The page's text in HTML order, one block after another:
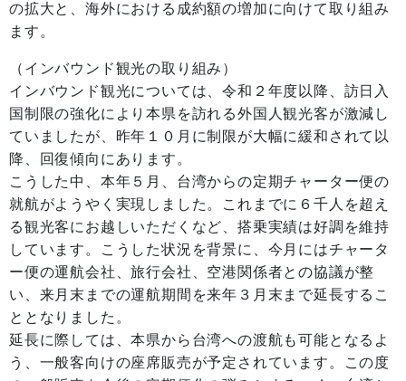
の拡大と、海外における成約額の増加に向けて取り組み
ます。
（インバウンド観光の取り組み）
インバウンド観光については、令和２年度以降、訪日入
国制限の強化により本県を訪れる外国人観光客が激減し
ていましたが、昨年１０月に制限が大幅に緩和されて以
降、回復傾向にあります。
こうした中、本年５月、台湾からの定期チャーター便の
就航がようやく実現しました。これまでに６千人を超え
る観光客にお越しいただくなど、搭乗実績は好調を維持
しています。こうした状況を背景に、今月にはチャータ
ー便の運航会社、旅行会社、空港関係者との協議が整
い、来月末までの運航期間を来年３月末まで延長するこ
ととなりました。
延長に際しては、本県から台湾への渡航も可能となるよ
う、一般客向けの座席販売が予定されています。この度